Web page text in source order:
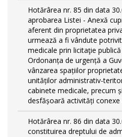
Hotărârea nr. 85 din data
aprobarea Listei - Anexă
aferent din proprietatea
urmează a fi vândute
medicale prin licitaţie
Ordonanța de urgență a
vânzarea spațiilor
unităților administrativ-
cabinete medicale, precum
desfășoară activități conexe
Hotărârea nr. 86 din data
constituirea dreptului de